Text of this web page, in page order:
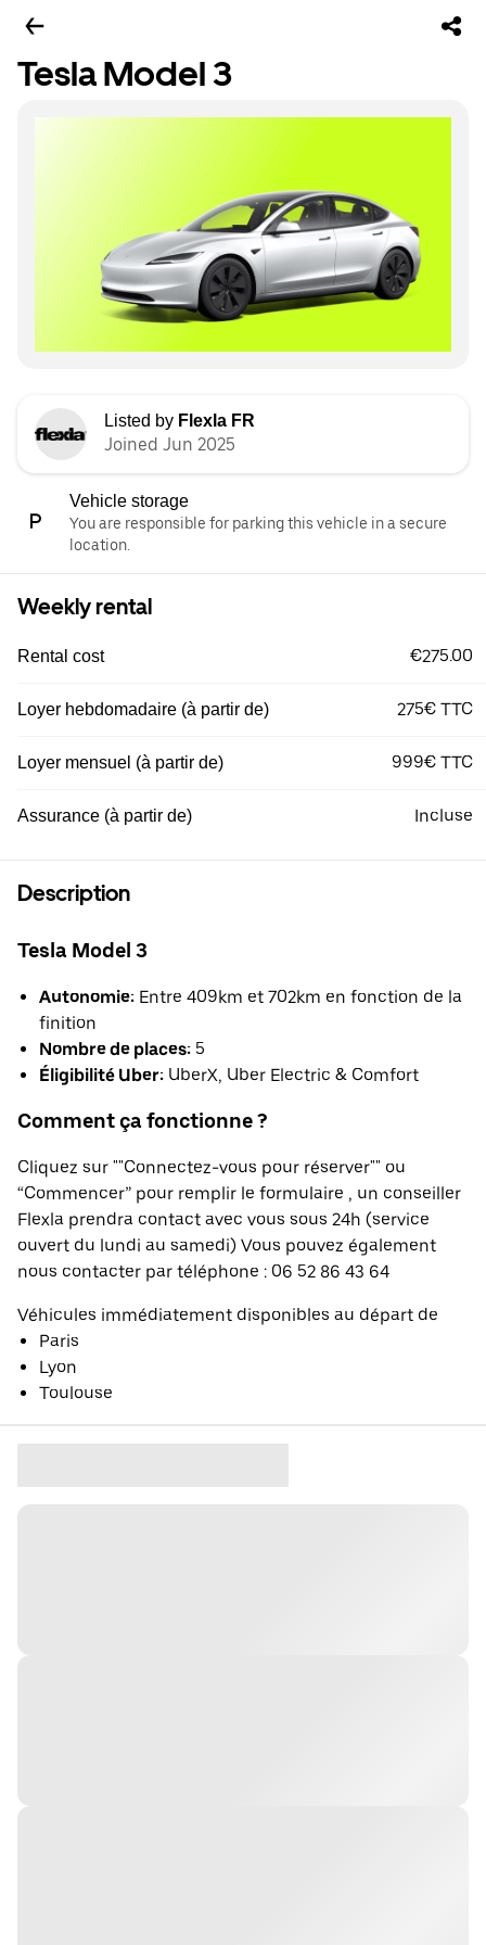
Tesla Model 3
Listed by Flexla FR
Joined Jun 2025
Vehicle storage
You are responsible for parking this vehicle in a secure
location.
Weekly rental
Rental cost €275.00
Loyer hebdomadaire (à partir de) 275€ TTC
Loyer mensuel (à partir de) 999€ TTC
Assurance (à partir de) Incluse
Description
Tesla Model 3
Autonomie: Entre 409km et 702km en fonction de la
finition
Nombre de places: 5
Éligibilité Uber: UberX, Uber Electric & Comfort
Comment ça fonctionne ?
Cliquez sur ""Connectez-vous pour réserver"" ou
“Commencer” pour remplir le formulaire , un conseiller
Flexla prendra contact avec vous sous 24h (service
ouvert du lundi au samedi) Vous pouvez également
nous contacter par téléphone : 06 52 86 43 64
Véhicules immédiatement disponibles au départ de
Paris
Lyon
Toulouse